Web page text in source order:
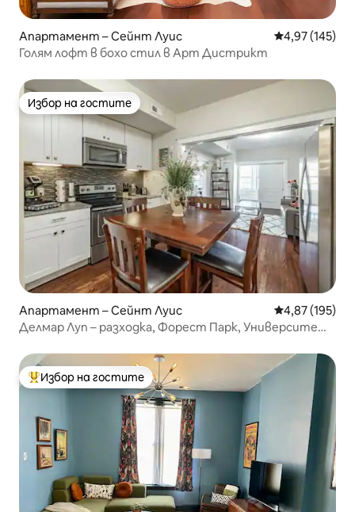
Апартамент – Сейнт Луис Средна
4,97 (145)
Голям лофт в бохо стил в Арт Дистрикт
Избор на гостите
Избор на гостите
Апартамент – Сейнт Луис Средна
4,87 (195)
Делмар Луп – разходка, Форест Парк, Университет
Най-популярен избор на гостите
Избор на гостите